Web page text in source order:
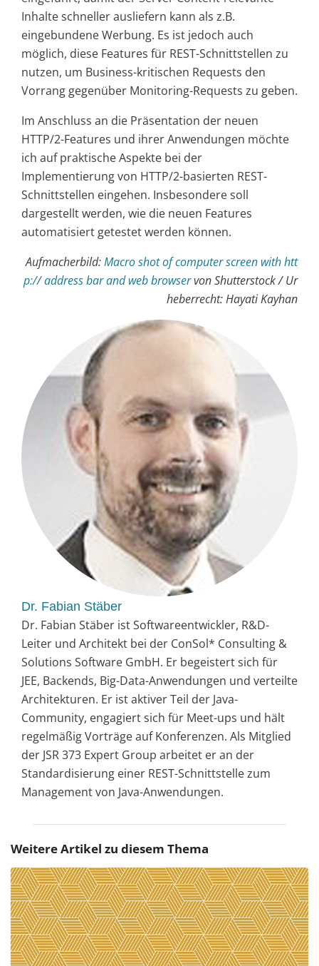
Inhalte schneller ausliefern kann als z.B.
eingebundene Werbung. Es ist jedoch auch
möglich, diese Features für REST-Schnittstellen zu
nutzen, um Business-kritischen Requests den
Vorrang gegenüber Monitoring-Requests zu geben.
Im Anschluss an die Präsentation der neuen
HTTP/2-Features und ihrer Anwendungen möchte
ich auf praktische Aspekte bei der
Implementierung von HTTP/2-basierten REST-
Schnittstellen eingehen. Insbesondere soll
dargestellt werden, wie die neuen Features
automatisiert getestet werden können.
Aufmacherbild:Macro shot of computer screen with htt
p:// address bar and web browservon Shutterstock /Ur
heberrecht:Hayati Kayhan
Dr. Fabian Stäber
Dr. Fabian Stäber ist Softwareentwickler, R&D-
Leiter und Architekt bei der ConSol* Consulting &
Solutions Software GmbH. Er begeistert sich für
JEE, Backends, Big-Data-Anwendungen und verteilte
Architekturen. Er ist aktiver Teil der Java-
Community, engagiert sich für Meet-ups und hält
regelmäßig Vorträge auf Konferenzen. Als Mitglied
der JSR 373 Expert Group arbeitet er an der
Standardisierung einer REST-Schnittstelle zum
Management von Java-Anwendungen.
Weitere Artikel zu diesem Thema